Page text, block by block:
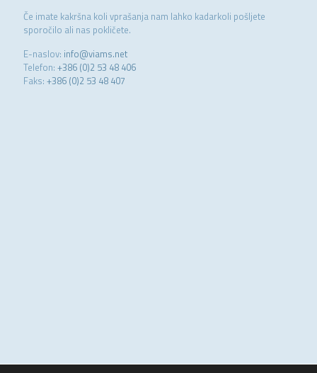
Če imate kakršna koli vprašanja nam lahko kadarkoli pošljete
sporočilo ali nas pokličete.
E-naslov: info@viams.net
Telefon: +386 (0)2 53 48 406
Faks: +386 (0)2 53 48 407